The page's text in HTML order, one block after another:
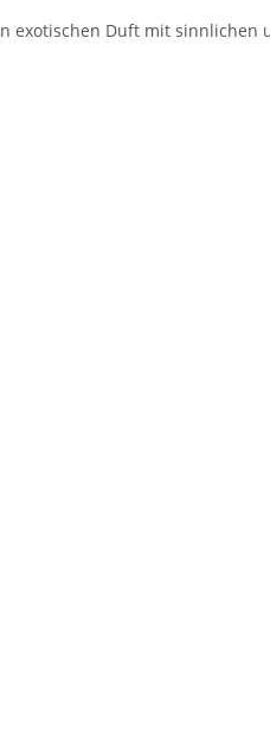
exotischen Duft mit sinnlichen